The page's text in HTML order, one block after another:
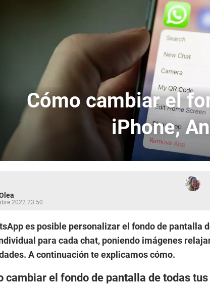
Cómo cambiar el
iPhone,
2022 23:50
es posible personalizar el fondo de pantalla
para cada chat, poniendo imágenes
A continuación te explicamos cómo.
cambiar el fondo de pantalla de todas